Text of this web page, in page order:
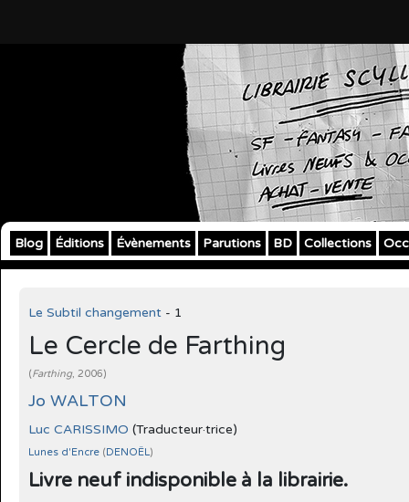
Blog Éditions Évènements Parutions BD Collections
Le Subtil changement - 1
Le Cercle de Farthing
(Farthing, 2006)
Jo WALTON
Luc CARISSIMO (Traducteur·trice)
Lunes d'Encre (DENOËL)
Livre neuf indisponible à la librairie.